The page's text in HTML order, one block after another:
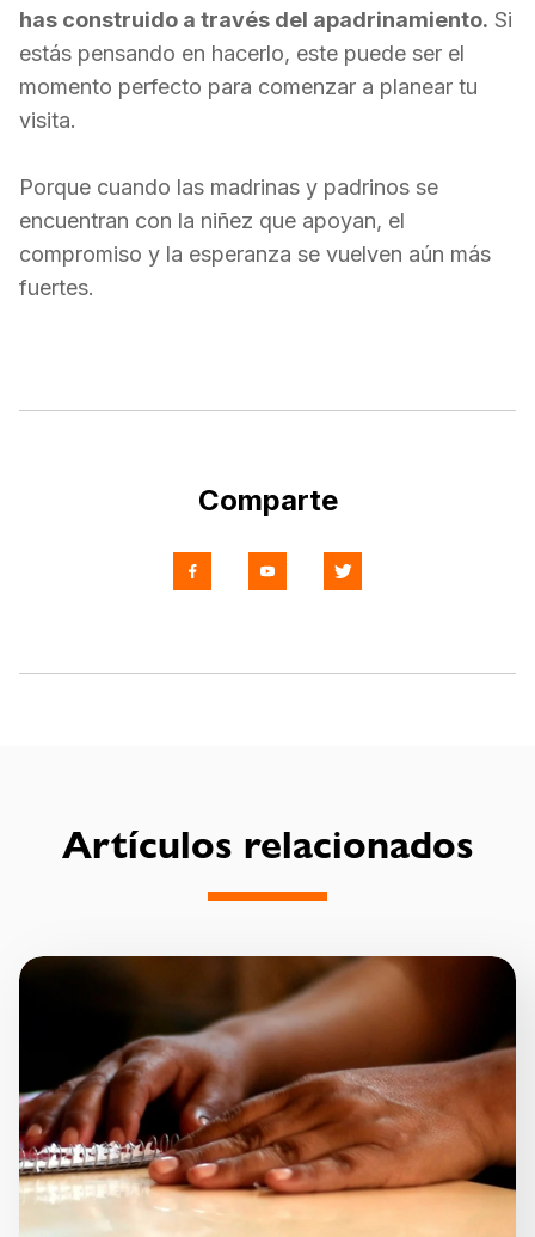
has construido a través del apadrinamiento. Si
estás pensando en hacerlo, este puede ser el
momento perfecto para comenzar a planear tu
visita.
Porque cuando las madrinas y padrinos se
encuentran con la niñez que apoyan, el
compromiso y la esperanza se vuelven aún más
fuertes.
Comparte
Artículos relacionados